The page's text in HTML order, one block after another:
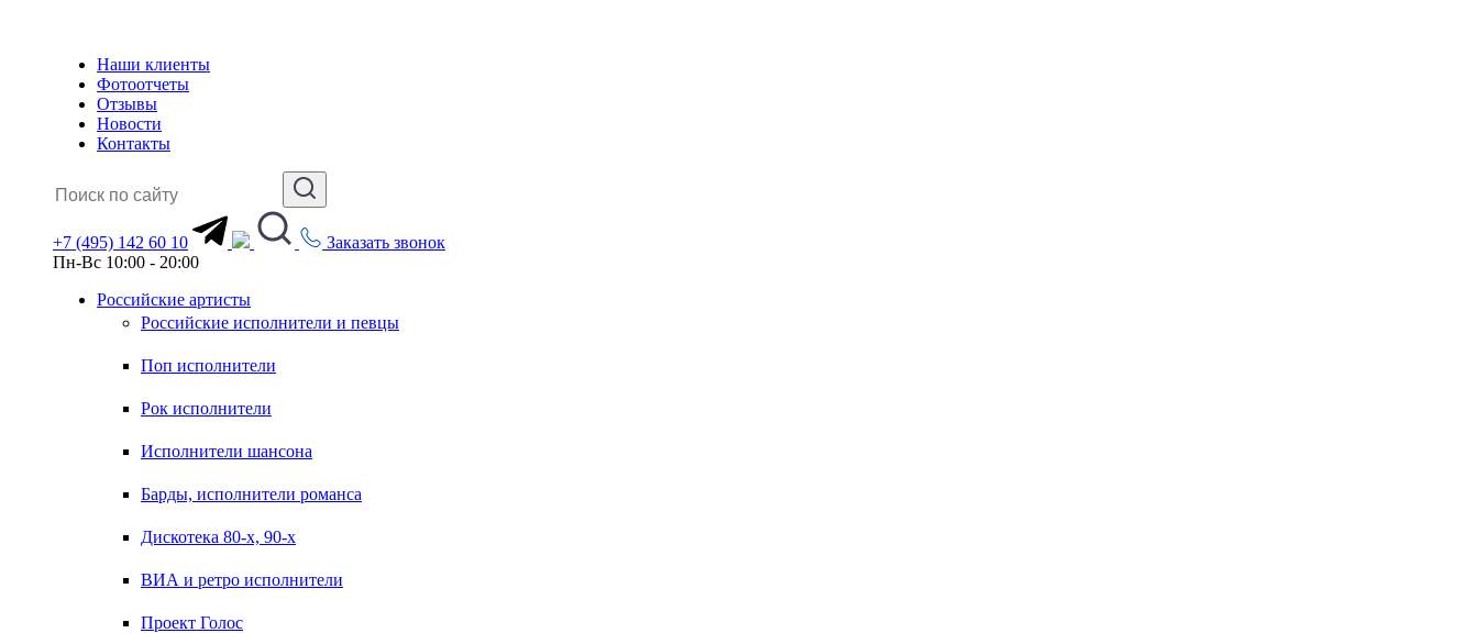
Наши клиенты
Фотоотчеты
Отзывы
Новости
Контакты
+7 (495) 142 60 10
Заказать звонок
Пн-Вс 10:00 - 20:00
Российские артисты
Российские исполнители и певцы
Поп исполнители
Рок исполнители
Исполнители шансона
Барды, исполнители романса
Дискотека 80-х, 90-х
ВИА и ретро исполнители
Проект Голос